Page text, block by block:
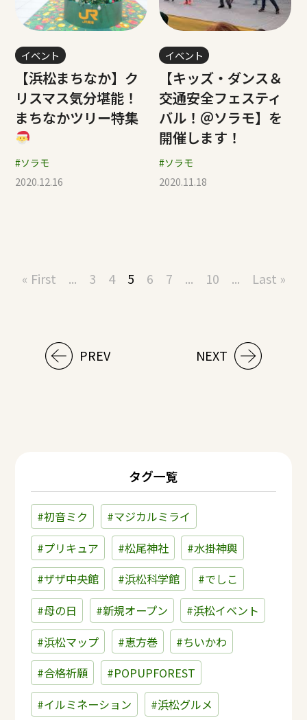
イベント
【浜松まちなか】ク
リスマス気分堪能！
まちなかツリー特集
#ソラモ
2020.12.16
イベント
【キッズ・ダンス＆
交通安全フェスティ
バル！＠ソラモ】を
開催します！
#ソラモ
2020.11.18
« First
PREV
... 3 4 5 6 7 ... 10 ...
NEXT
Last »
タグ一覧
#初音ミク
#マジカルミライ
#プリキュア
#松尾神社
#水掛神輿
#ザザ中央館
#浜松科学館
#でしこ
#母の日
#新規オープン
#浜松イベント
#浜松マップ
#恵方巻
#ちいかわ
#合格祈願
#POPUPFOREST
#イルミネーション
#浜松グルメ